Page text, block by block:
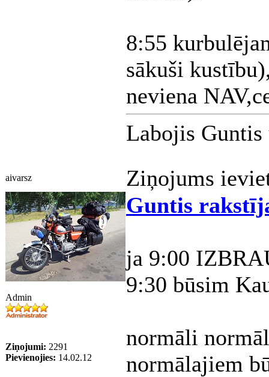
8:55
sākuši
neviena
Labojis Guntis
aivarsz Ziņojums
Admin
Ziņojumi: 2291
Pievienojies: 14.02.12
Guntis
ja 9:00
9:30 būsim
normāli
normālajiem